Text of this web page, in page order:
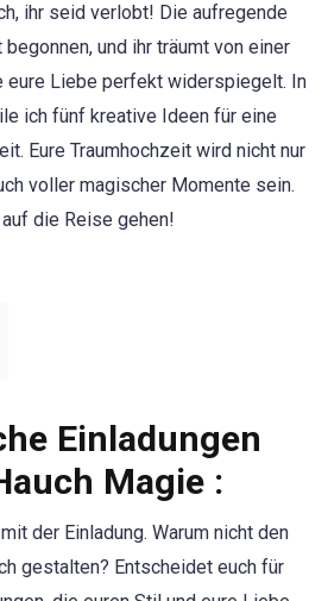
ihr seid verlobt! Die aufregende
und ihr träumt von einer
eure Liebe perfekt widerspiegelt. In
ich fünf kreative Ideen für eine
Eure Traumhochzeit wird nicht nur
voller magischer Momente sein.
die Reise gehen!
Einladungen
Magie :
der Einladung. Warum nicht den
gestalten? Entscheidet euch für